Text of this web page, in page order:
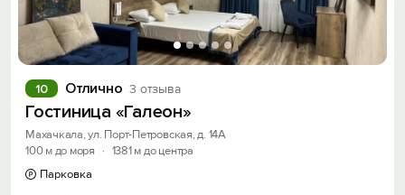
Отлично 3 отзыва
10
Гостиница «Галеон»
Махачкала, ул. Порт-Петровская, д. 14А
100 м до моря
· 1381 м до центра
Парковка